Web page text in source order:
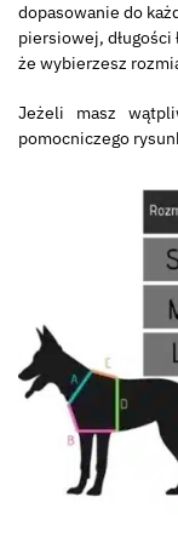
dopasowanie do
piersiowej, długości
że wybierzesz
Jeżeli masz
pomocniczego